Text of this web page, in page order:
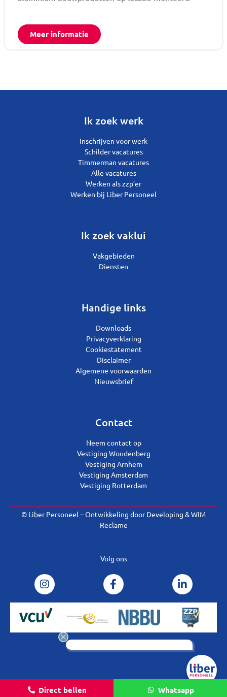
Meer informatie
Ik zoek werk
Inschrijven voor werk
Schilder vacatures
Timmerman vacatures
Alle vacatures
Werken als zzp’er
Werken bij Liber Personeel
Ik zoek vaklui
Vakgebieden
Diensten
Handige links
Downloads
Privacyverklaring
Cookiestatement
Disclaimer
Algemene voorwaarden
Nieuwsbrief
Contact
Neem contact op
Vestiging Woudenberg
Vestiging Arnhem
Vestiging Amsterdam
Vestiging Rotterdam
© Liber Personeel – Ontwikkeling doorDeveloping &WIM
Reclame
Volg ons
Direct bellen Whatsapp